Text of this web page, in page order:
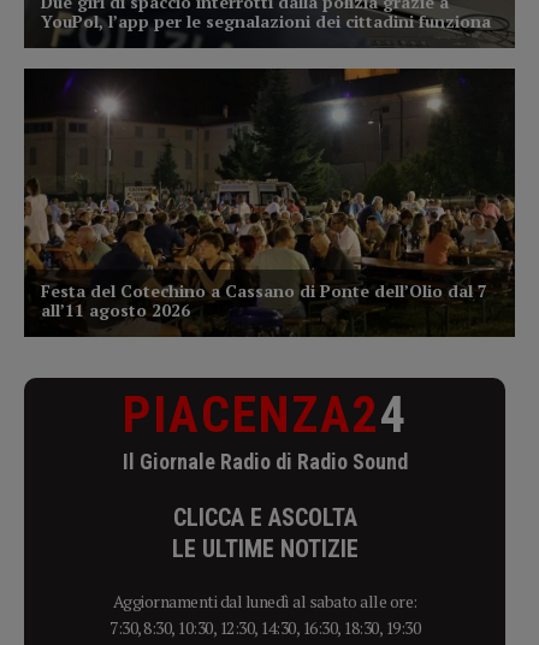
PIACENZA24
Il Giornale Radio di Radio Sound
CLICCA E ASCOLTA
LE ULTIME NOTIZIE
Aggiornamenti dal lunedì al sabato alle ore:
7:30, 8:30, 10:30, 12:30, 14:30, 16:30, 18:30, 19:30